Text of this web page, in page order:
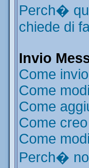
Perch�
chiede di
Invio
Come
Come
Come
Come
Come
Perch�